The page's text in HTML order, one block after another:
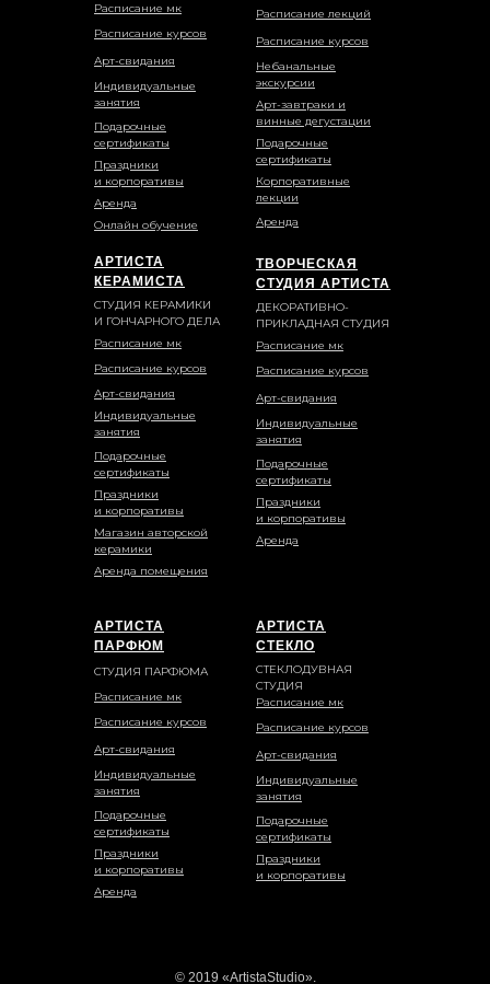
Расписание мк
Расписание курсов
Арт-свидания
Расписание лекций
ТВОРЧЕСКАЯ
СТУДИЯ АРТИСТА
Расписание курсов
Праздники
и корпоративы
Подарочные
сертификаты
Подарочные
сертификаты
Аренда
Арт-свидания
Индивидуальные
занятия
Аренда помещения
Корпоративные
лекции
Магазин авторской
керамики
Арт-завтраки и
винные дегустации
Праздники
и корпоративы
Подарочные
сертификаты
Подарочные
сертификаты
Небанальные
экскурсии
Индивидуальные
занятия
Праздники
и корпоративы
Расписание курсов
Аренда
Расписание мк
Арт-свидания
Индивидуальные
занятия
Расписание мк
Расписание курсов
Расписание курсов
Расписание мк
Индивидуальные
занятия
Арт-свидания
Подарочные
сертификаты
АРТИСТА
КЕРАМИСТА
Праздники
и корпоративы
Расписание курсов
Аренда
Индивидуальные
занятия
Подарочные
сертификаты
Праздники
и корпоративы
Аренда
Онлайн обучение
СТУДИЯ КЕРАМИКИ
И ГОНЧАРНОГО ДЕЛА
Расписание мк
Арт-свидания
АРТИСТА
СТЕКЛО
ДЕКОРАТИВНО-
ПРИКЛАДНАЯ СТУДИЯ
СТЕКЛОДУВНАЯ
СТУДИЯ
АРТИСТА
ПАРФЮМ
СТУДИЯ ПАРФЮМА
© 2019 «ArtistaStudio».